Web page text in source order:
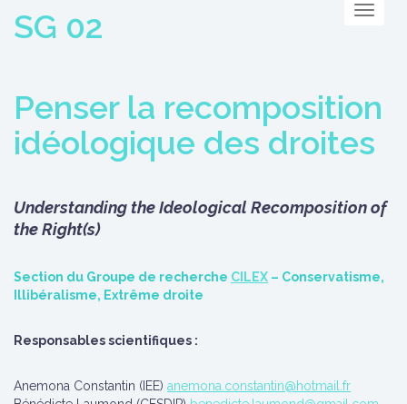
Menu
SG 02
Penser la recomposition
idéologique des droites
Understanding the Ideological Recomposition of
the Right(s)
Section du Groupe de recherche CILEX – Conservatisme,
Illibéralisme, Extrême droite
Responsables scientifiques :
Anemona Constantin (IEE) anemona.constantin@hotmail.fr